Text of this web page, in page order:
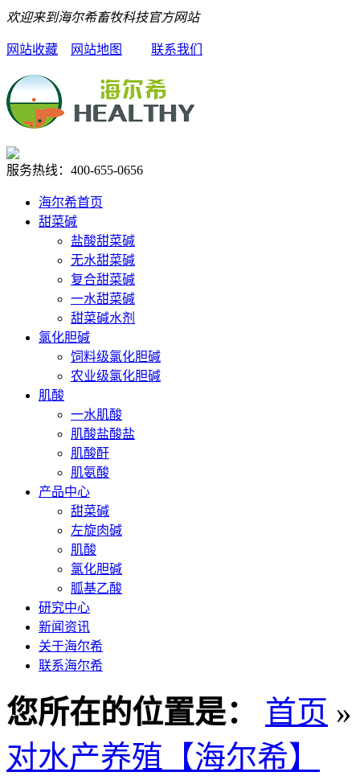
欢迎来到海尔希畜牧科技官方网站
网站收藏 网站地图 联系我们
服务热线： 400-655-0656
海尔希首页
甜菜碱
盐酸甜菜碱
无水甜菜碱
复合甜菜碱
一水甜菜碱
甜菜碱水剂
氯化胆碱
饲料级氯化胆碱
农业级氯化胆碱
肌酸
一水肌酸
肌酸盐酸盐
肌酸酐
肌氨酸
产品中心
甜菜碱
左旋肉碱
肌酸
氯化胆碱
胍基乙酸
研究中心
新闻资讯
关于海尔希
联系海尔希
您所在的位置是： 首页 »
对水产养殖【海尔希】